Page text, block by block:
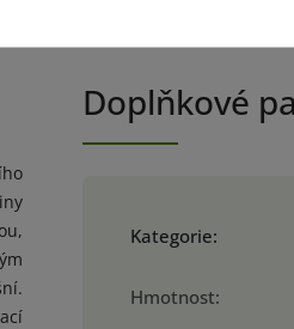
Doplňkové
Kategorie:
Hmotnost: